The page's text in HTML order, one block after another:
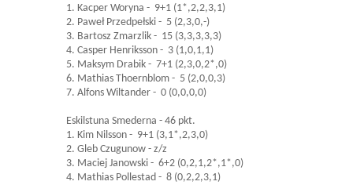
1. Kacper Woryna - 9+1 (1*,2,2,3,1)
2. Paweł Przedpełski - 5 (2,3,0,-)
3. Bartosz Zmarzlik - 15 (3,3,3,3,3)
4. Casper Henriksson - 3 (1,0,1,1)
5. Maksym Drabik - 7+1 (2,3,0,2*,0)
6. Mathias Thoernblom - 5 (2,0,0,3)
7. Alfons Wiltander - 0 (0,0,0,0)
Eskilstuna Smederna - 46 pkt.
1. Kim Nilsson - 9+1 (3,1*,2,3,0)
2. Gleb Czugunow - z/z
3. Maciej Janowski - 6+2 (0,2,1,2*,1*,0)
4. Mathias Pollestad - 8 (0,2,2,3,1)